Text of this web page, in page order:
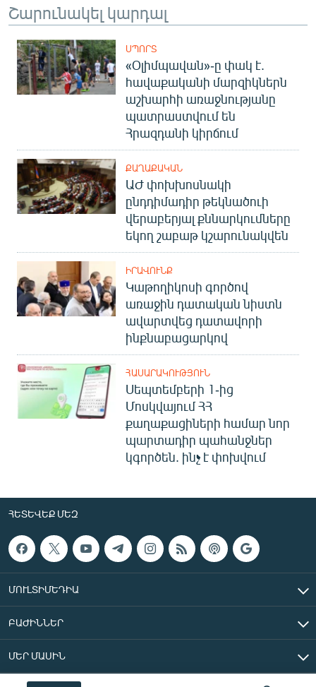
Շարունակել կարդալ
ՍՊՈՐՏ
«Օլիմպավան»-ը փակ է.
հավաքականի մարզիկներն
աշխարհի առաջնությանը
պատրաստվում են
Հրազդանի կիրճում
ՔԱՂԱՔԱԿԱՆ
ԱԺ փոխխոսնակի
ընդդիմադիր թեկնածուի
վերաբերյալ քննարկումները
եկող շաբաթ կշարունակվեն
ԻՐԱՎՈՒՆՔ
Կաթողիկոսի գործով
առաջին դատական նիստն
ավարտվեց դատավորի
ինքնաբացարկով
ՀԱՍԱՐԱԿՈՒԹՅՈՒՆ
Սեպտեմբերի 1-ից
Մոսկվայում ՀՀ
քաղաքացիների համար նոր
պարտադիր պահանջներ
կգործեն. ինչ է փոխվում
ՀԵՏԵՎԵՔ ՄԵԶ
ՄՈՒԼՏԻՄԵԴԻԱ
ԲԱԺԻՆՆԵՐ
ՄԵՐ ՄԱՍԻՆ